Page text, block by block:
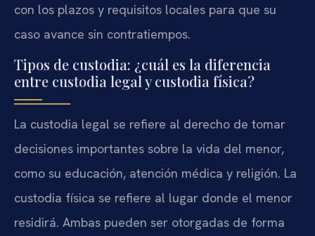
con los plazos y requisitos locales para que su
caso avance sin contratiempos.
Tipos de custodia: ¿cuál es la diferencia
entre custodia legal y custodia física?
La custodia legal se refiere al derecho de tomar
decisiones importantes sobre la vida del menor,
como su educación, atención médica y religión. La
custodia física se refiere al lugar donde el menor
residirá. Ambas pueden ser otorgadas de forma